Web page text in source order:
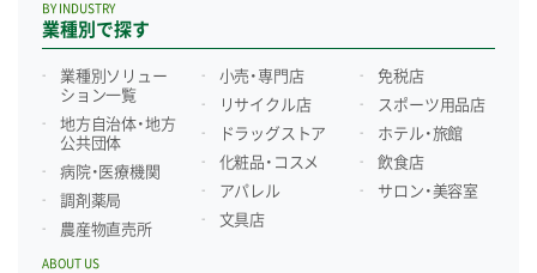
業種別で探す
BY INDUSTRY
業種別ソリュー
ション一覧
地方自治体・地方
公共団体
病院・医療機関
調剤薬局
農産物直売所
小売・専門店
リサイクル店
ドラッグストア
化粧品・コスメ
アパレル
文具店
免税店
スポーツ用品店
ホテル・旅館
飲食店
サロン・美容室
ABOUT US